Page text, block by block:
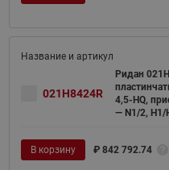
021H8424R
Ридан
4,5-HQ,
— N1/2, H1/
В корзину ₽ 842 792.74